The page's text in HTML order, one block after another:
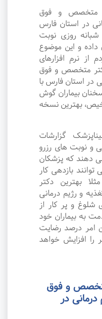
متخصص و فوق
در استان فارس
روزی نوبت
داده و این موضوع
نرم افزارهای
متخصص و فوق
در استان فارس با
بیماران گوش
بهترین نسخه
گزارشات
و نوبت های رزرو
دهند که پزشکان
بازدهی کار
بهترین دکتر
و رژیم درمانی
شلوغ و پر کار از
به بیماران خود
امر درصد رضایت
را افزایش خواهد
و فوق
در